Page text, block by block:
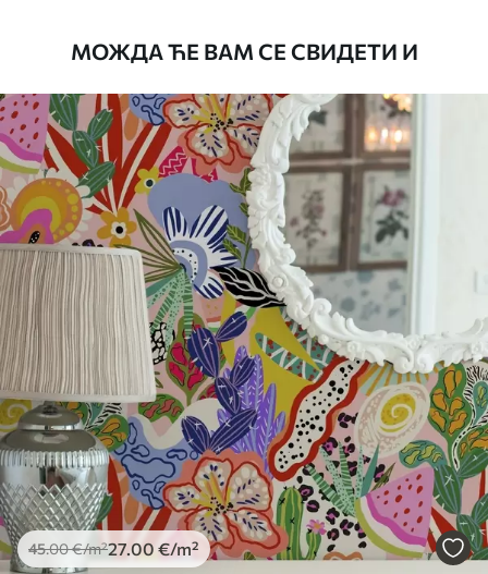
тапете.
сунђером. Позадине са завршном
обрадом лакова могу се очистити
водом.
Метод примене Беспрекорна апликација
Доступни материјали
Standard
45 .00 27.00 /m²
Premium
56.6734.00€/m²
Premium Vinil
65.00 39.00€/m²
МОЖДА ЋЕ ВАМ СЕ СВИДЕТИ И
45.00€/m²27.00 €/m²